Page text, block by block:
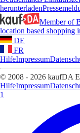
herunterladen
Member of
location based shopping
DE
FR
HilfeImpressum
© 2008 - 2026 kaufDA
HilfeImpressum
1